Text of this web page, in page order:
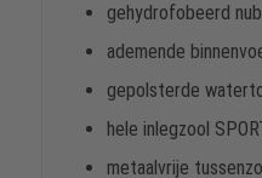
gehydrofobeerd
ademende
gepolsterde
hele inlegzool
metaalvrije